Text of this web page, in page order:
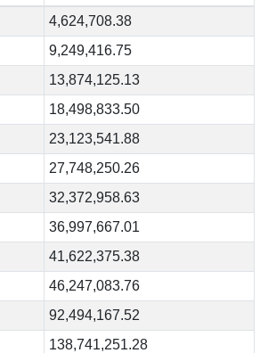
4,624,708.38
9,249,416.75
13,874,125.13
18,498,833.50
23,123,541.88
27,748,250.26
32,372,958.63
36,997,667.01
41,622,375.38
46,247,083.76
92,494,167.52
138,741,251.28